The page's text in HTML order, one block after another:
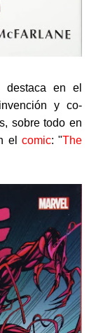
destaca en el
y co-
sobre todo en
el comic: "The